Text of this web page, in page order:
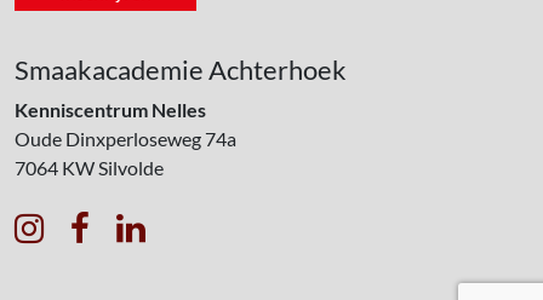
Smaakacademie Achterhoek
Kenniscentrum Nelles
Oude Dinxperloseweg 74a
7064 KWSilvolde
  